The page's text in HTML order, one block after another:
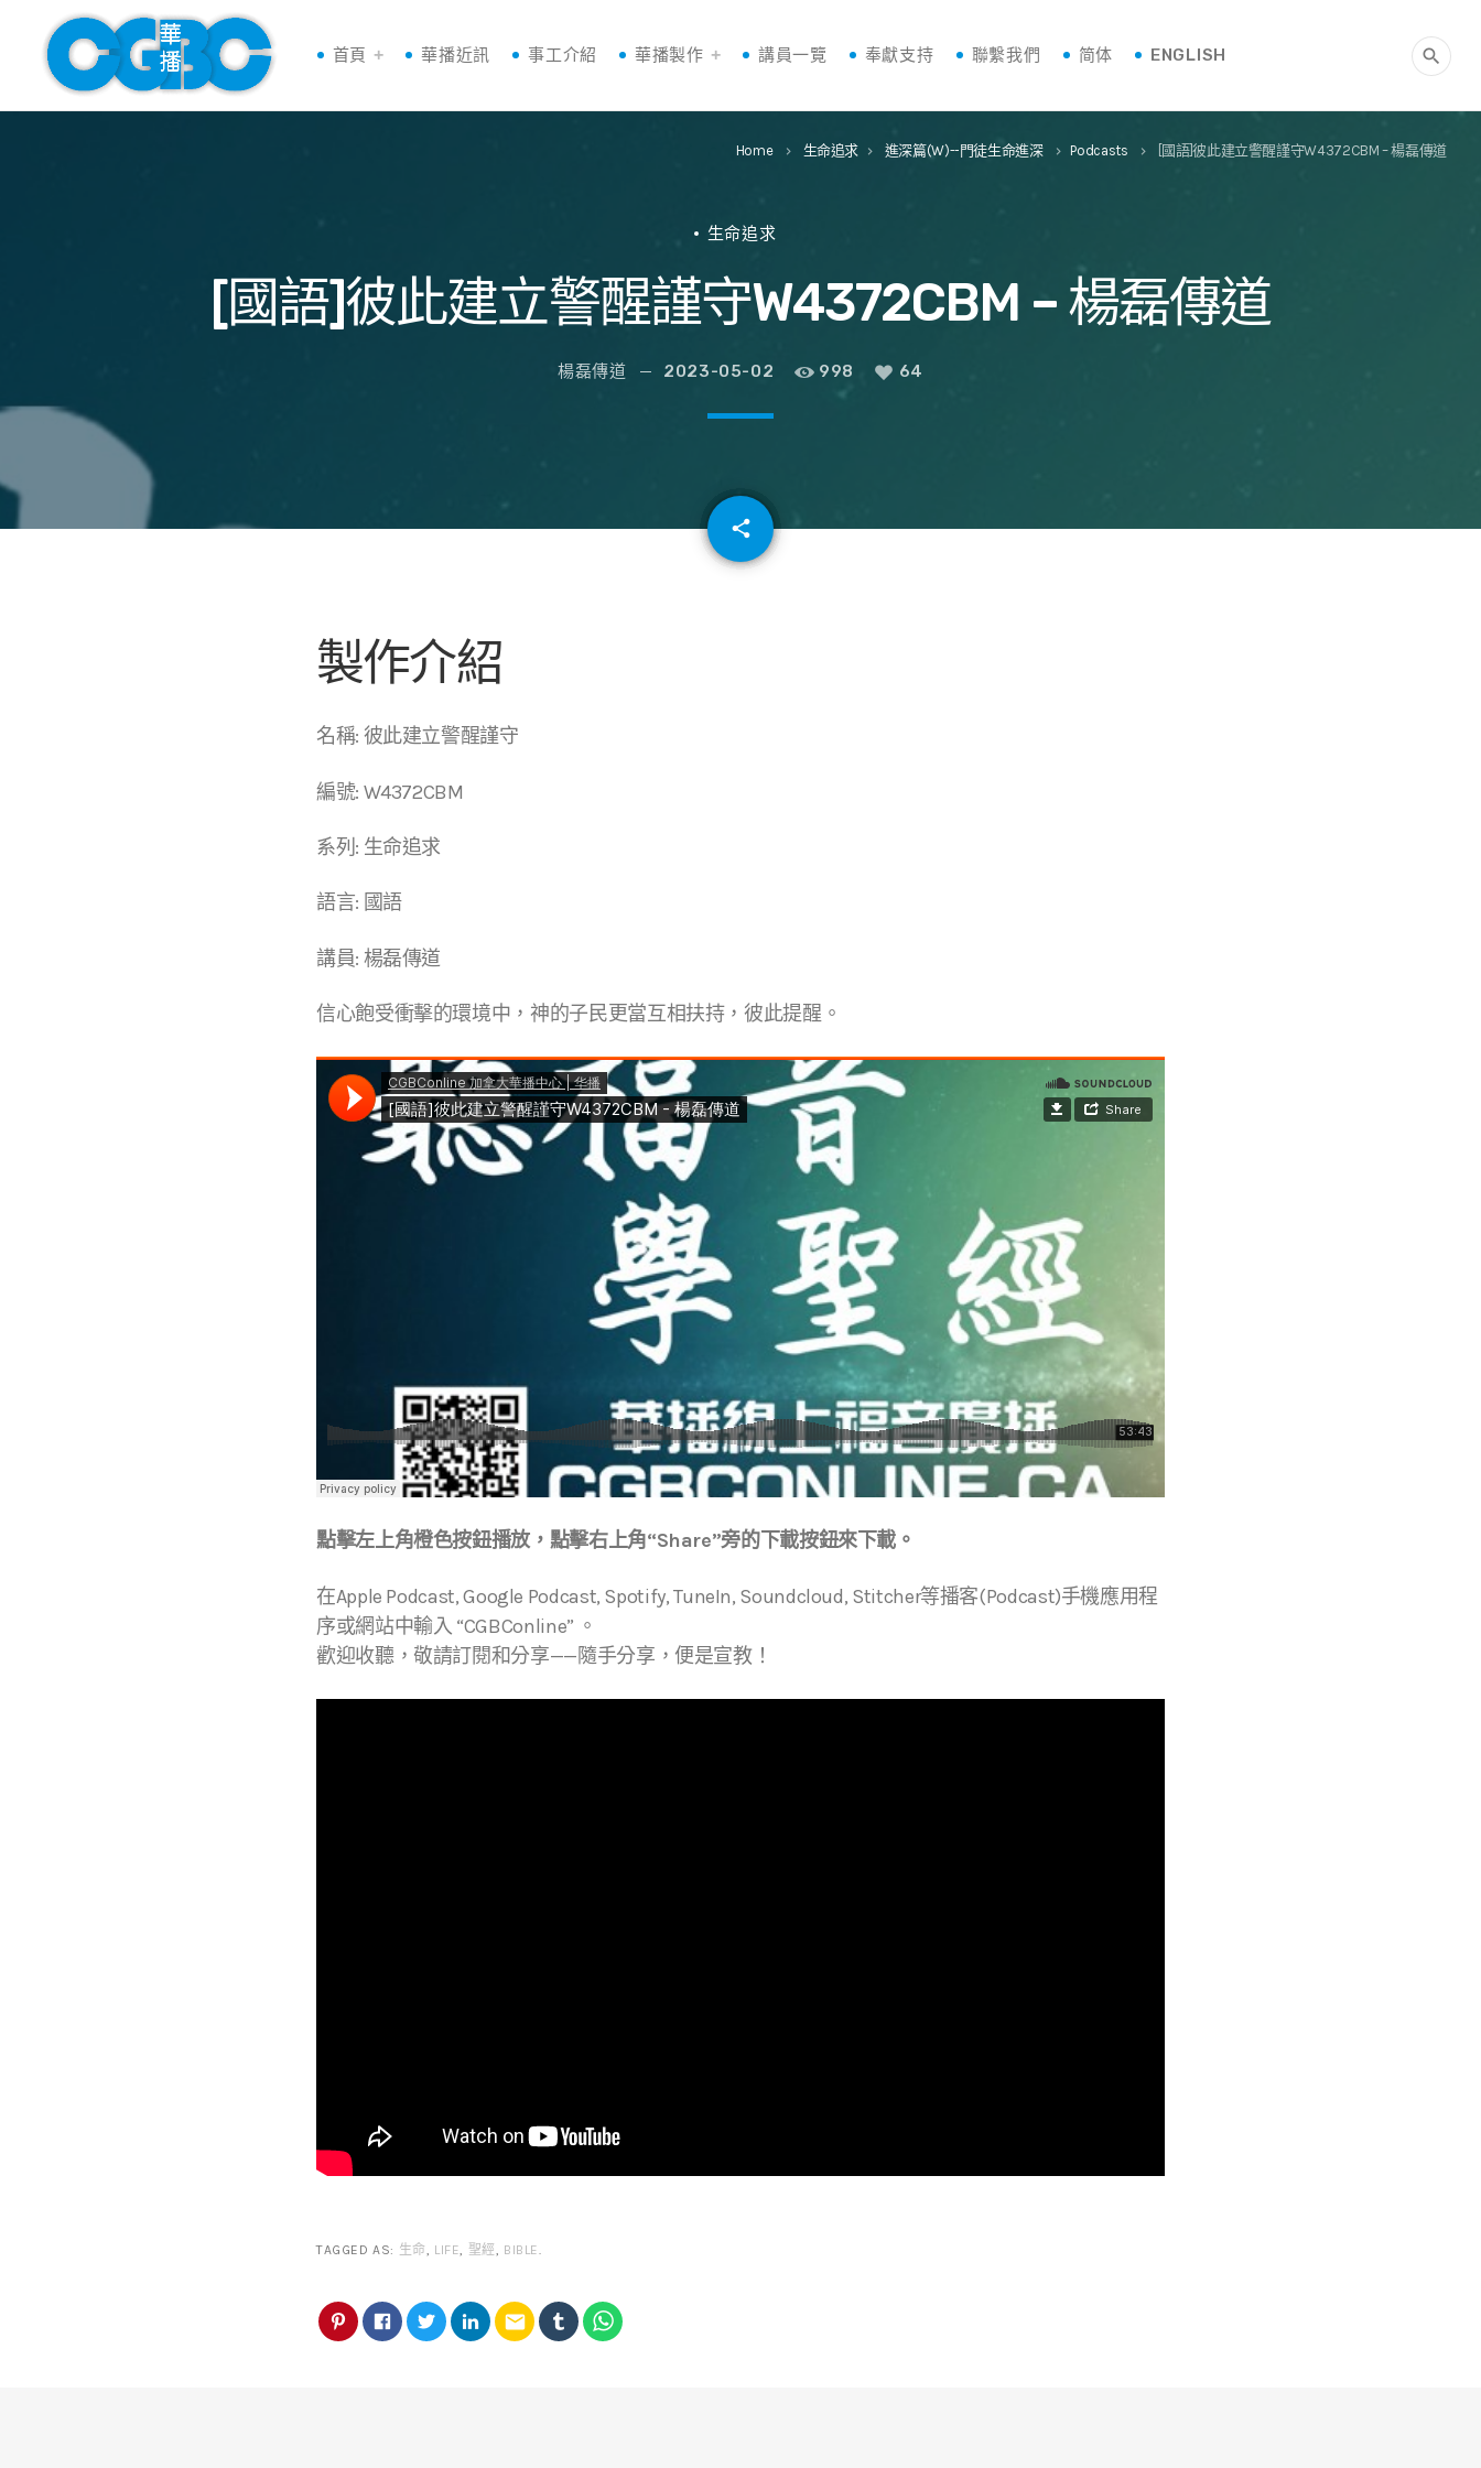
首頁 華播近訊 事工介紹 華播製作 講員一覽 奉獻支持 聯繫我們 简体 ENGLISH search
Home keyboard_arrow_right 生命追求 keyboard_arrow_right 進深篇(W)--門徒生命進深 keyboard_arrow_right Podcasts keyboard_arrow_right [國語]彼此建立警醒謹守W4372CBM – 楊磊傳道
生命追求
[國語]彼此建立警醒謹守W4372CBM – 楊磊傳道
楊磊傳道 2023-05-02 998 64
share
email
製作介紹
名稱: 彼此建立警醒謹守
編號: W4372CBM
系列: 生命追求
語言: 國語
講員: 楊磊傳道
信心飽受衝擊的環境中，神的子民更當互相扶持，彼此提醒。
點擊左上角橙色按鈕播放，點擊右上角“Share”旁的下載按鈕來下載。
在Apple Podcast, Google Podcast, Spotify, TuneIn, Soundcloud, Stitcher等播客(Podcast)手機應用程
序或網站中輸入 “CGBConline” 。
歡迎收聽，敬請訂閱和分享——隨手分享，便是宣教！
TAGGED AS: 生命, LIFE, 聖經, BIBLE.
email